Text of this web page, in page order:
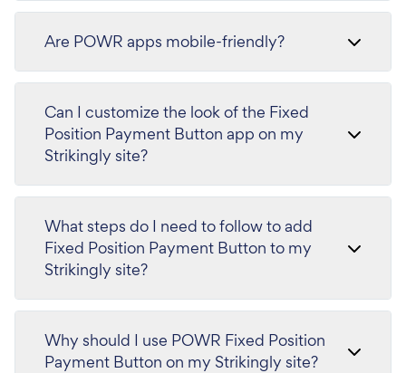
Are POWR apps mobile-friendly?
Can I customize the look of the Fixed
Position Payment Button app on my
Strikingly site?
What steps do I need to follow to add
Fixed Position Payment Button to my
Strikingly site?
Why should I use POWR Fixed Position
Payment Button on my Strikingly site?